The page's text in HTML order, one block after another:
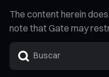
The content herein
note that Gate may